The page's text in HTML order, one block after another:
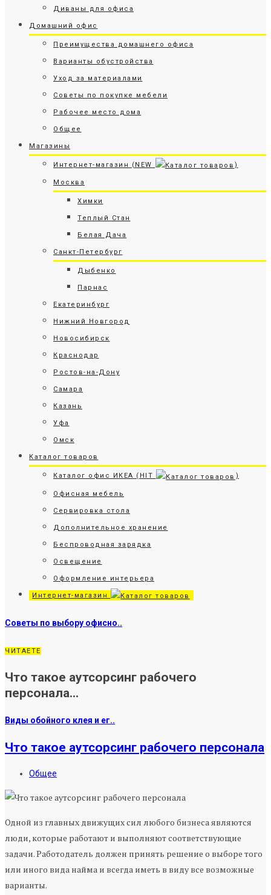
Диваны для офиса
Домашний офис
Преимущества домашнего офиса
Варианты обустройства
Уход за материалами
Советы по покупке мебели
Рабочее место дома
Общее
Магазины
Интернет-магазин (NEW )
Москва
Химки
Теплый Стан
Белая Дача
Санкт-Петербург
Дыбенко
Парнас
Екатеринбург
Нижний Новгород
Новосибирск
Краснодар
Ростов-на-Дону
Самара
Казань
Уфа
Омск
Каталог товаров
Каталог офис ИКЕА (HIT )
Офисная мебель
Сервировка стола
Дополнительное хранение
Беспроводная зарядка
Освещение
Оформление интерьера
Интернет-магазин
Советы по выбору офисно..
ЧИТАЕТЕ
Что такое аутсорсинг рабочего
персонала...
Виды обойного клея и ег..
Что такое аутсорсинг рабочего персонала
Общее
Одной из главных движущих сил любого бизнеса являются
люди, которые работают и выполняют соответствующие
задачи. Работодатель должен принять решение о выборе того
или иного вида найма и всегда иметь в виду все возможные
варианты.